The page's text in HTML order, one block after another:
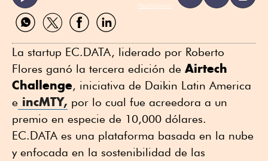
ReadSpeaker
Compartir
por
Compartir
por
Compartir
por
Compartir
por
La startup EC.DATA, liderado por Roberto
Flores ganó la tercera edición de Airtech
Challenge, iniciativa de Daikin Latin America
e incMTY, por lo cual fue acreedora a un
premio en especie de 10,000 dólares.
EC.DATA es una plataforma basada en la nube
y enfocada en la sostenibilidad de las